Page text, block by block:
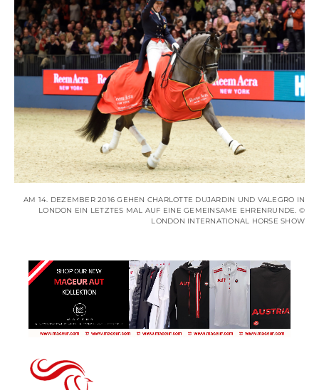
AM 14. DEZEMBER 2016 GEHEN CHARLOTTE DUJARDIN UND VALEGRO IN
LONDON EIN LETZTES MAL AUF EINE GEMEINSAME EHRENRUNDE. ©
LONDON INTERNATIONAL HORSE SHOW